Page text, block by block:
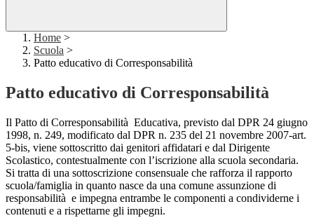
Home >
Scuola >
Patto educativo di Corresponsabilità
Patto educativo di Corresponsabilità
Il Patto di Corresponsabilità Educativa, previsto dal DPR 24 giugno
1998, n. 249, modificato dal DPR n. 235 del 21 novembre 2007-art.
5-bis, viene sottoscritto dai genitori affidatari e dal Dirigente
Scolastico, contestualmente con l’iscrizione alla scuola secondaria.
Si tratta di una sottoscrizione consensuale che rafforza il rapporto
scuola/famiglia in quanto nasce da una comune assunzione di
responsabilità e impegna entrambe le componenti a condividerne i
contenuti e a rispettarne gli impegni.